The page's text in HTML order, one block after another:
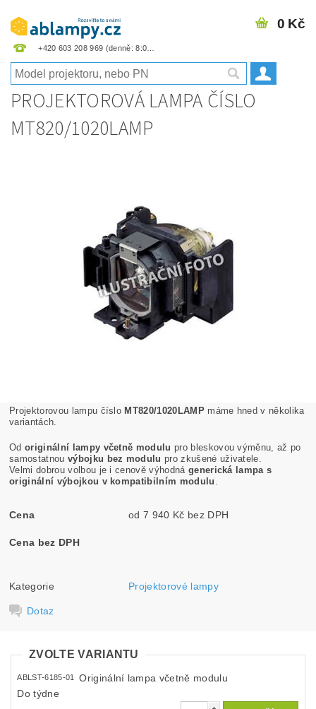
+420 603 208 969
0 Kč
PROJEKTOROVÁ LAMPA ČÍSLO
MT820/1020LAMP
Projektorovou lampu číslo MT820/1020LAMPmáme hned v několika
variantách.
Odoriginální lampy včetně modulu pro bleskovou výměnu, až po
samostatnou výbojku bez modulu pro zkušené uživatele.
Velmi dobrou volbou je i cenově výhodná generická lampa s
originální výbojkou v kompatibilním modulu
Cena od 7 940 Kč bez DPH
Cena bez DPH
Kategorie Projektorové lampy
Dotaz
ZVOLTE VARIANTU
ABLST-6185-01
Originální lampa včetně modulu
Do týdne